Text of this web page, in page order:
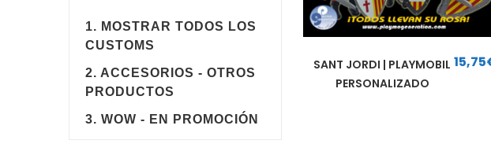
1. MOSTRAR TODOS LOS
CUSTOMS
2. ACCESORIOS - OTROS
PRODUCTOS
3. WOW - EN PROMOCIÓN
SANT JORDI | PLAYMOBIL
PERSONALIZADO
15,75